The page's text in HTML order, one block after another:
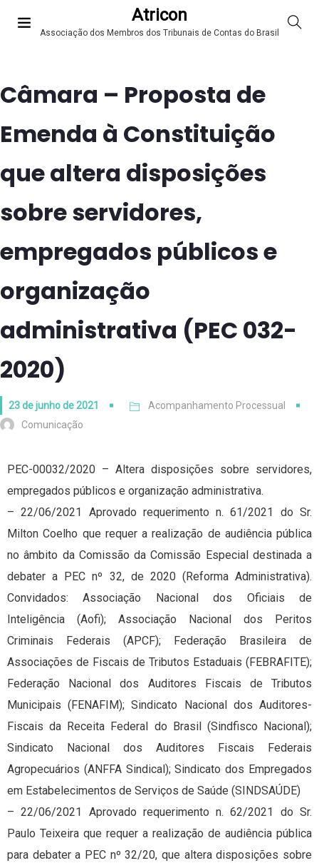
Atricon
Associação dos Membros dos Tribunais de Contas do Brasil
Câmara – Proposta de
Emenda à Constituição
que altera disposições
sobre servidores,
empregados públicos e
organização
administrativa (PEC 032-
2020)
23 de junho de 2021
Acompanhamento Processual
Comunicação
PEC-00032/2020 – Altera disposições sobre servidores,
empregados públicos e organização administrativa.
– 22/06/2021 Aprovado requerimento n. 61/2021 do Sr.
Milton Coelho que requer a realização de audiência pública
no âmbito da Comissão da Comissão Especial destinada a
debater a PEC nº 32, de 2020 (Reforma Administrativa).
Convidados: Associação Nacional dos Oficiais de
Inteligência (Aofi); Associação Nacional dos Peritos
Criminais Federais (APCF); Federação Brasileira de
Associações de Fiscais de Tributos Estaduais (FEBRAFITE);
Federação Nacional dos Auditores Fiscais de Tributos
Municipais (FENAFIM); Sindicato Nacional dos Auditores-
Fiscais da Receita Federal do Brasil (Sindfisco Nacional);
Sindicato Nacional dos Auditores Fiscais Federais
Agropecuários (ANFFA Sindical); Sindicato dos Empregados
em Estabelecimentos de Serviços de Saúde (SINDSAÚDE)
– 22/06/2021 Aprovado requerimento n. 62/2021 do Sr.
Paulo Teixeira que requer a realização de audiência pública
para debater a PEC nº 32/20, que altera disposições sobre